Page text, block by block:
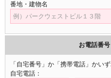
番地・建物名
お電話番号
「自宅番号」か「携帯電話」かい
自宅電話：